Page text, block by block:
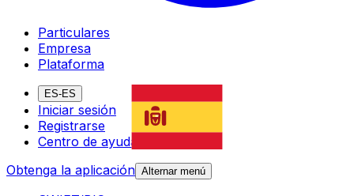
Particulares
Empresa
Plataforma
ES-ES
Iniciar sesión
Registrarse
Centro de ayuda
Obtenga la aplicación Alternar menú